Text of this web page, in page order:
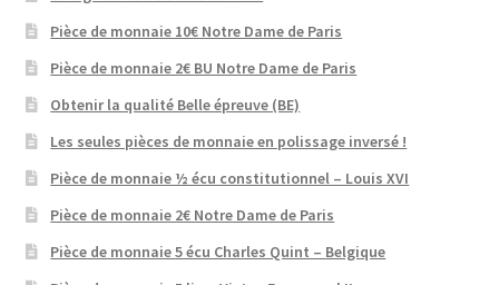
Pièce de monnaie 10€ Notre Dame de Paris
Pièce de monnaie 2€ BU Notre Dame de Paris
Obtenir la qualité Belle épreuve (BE)
Les seules pièces de monnaie en polissage inversé !
Pièce de monnaie ½ écu constitutionnel – Louis XVI
Pièce de monnaie 2€ Notre Dame de Paris
Pièce de monnaie 5 écu Charles Quint – Belgique